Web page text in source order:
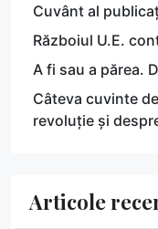
Cuvânt al
Războiul U.E.
A fi sau a părea.
Câteva cuvinte
revoluție și
Articole